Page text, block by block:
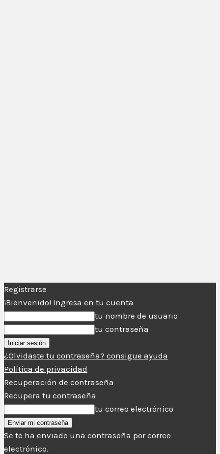
Registrarse
¡Bienvenido! Ingresa en tu cuenta
tu nombre de usuario
tu contraseña
¿Olvidaste tu contraseña? consigue ayuda
Política de privacidad
Recuperación de contraseña
Recupera tu contraseña
tu correo electrónico
Se te ha enviado una contraseña por correo
electrónico.